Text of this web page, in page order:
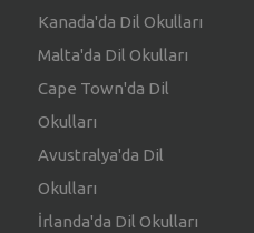
Kanada'da Dil Okulları
Malta'da Dil Okulları
Cape Town'da Dil
Okulları
Avustralya'da Dil
Okulları
İrlanda'da Dil Okulları